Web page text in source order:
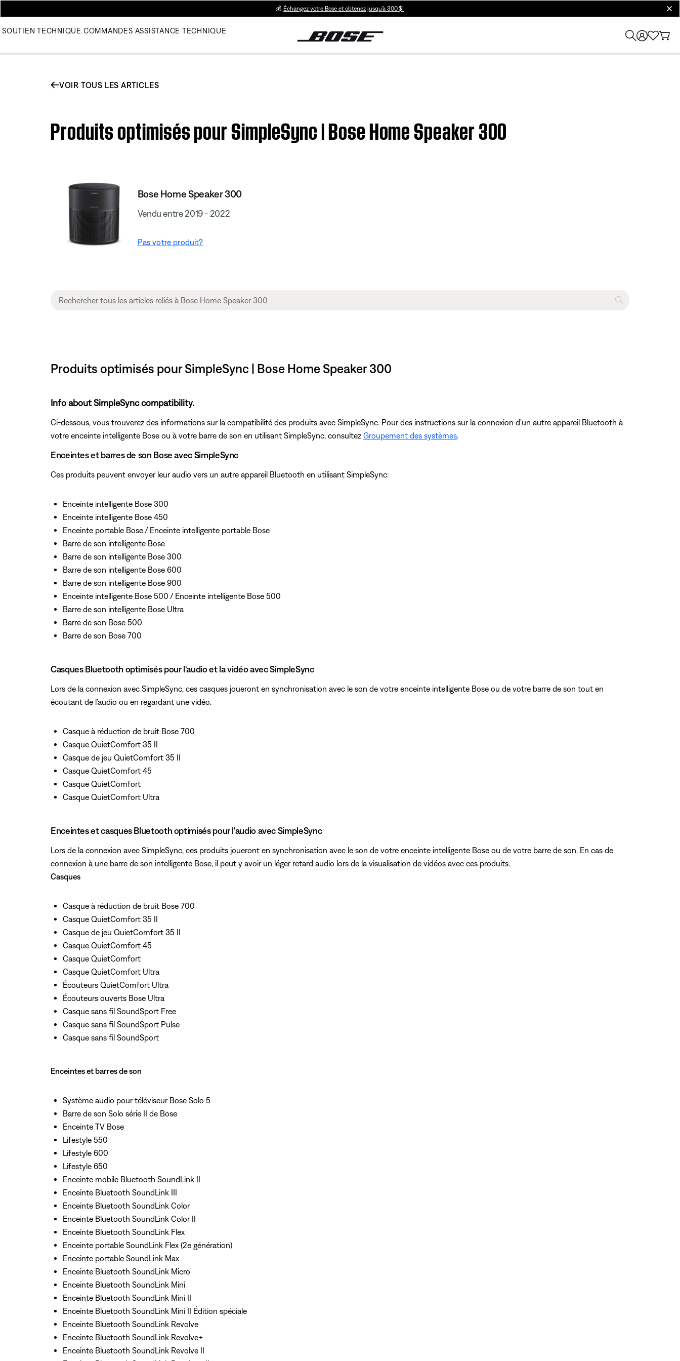
💰 Échangez votre Bose et obtenez jusqu’à 300 $!
SOUTIEN TECHNIQUE COMMANDES ASSISTANCE TECHNIQUE
VOIR TOUS LES ARTICLES
Produits optimisés pour SimpleSync | Bose Home Speaker 300
Bose Home Speaker 300
Vendu entre 2019 - 2022
Pas votre produit?
Produits optimisés pour SimpleSync | Bose Home Speaker 300
Info about SimpleSync compatibility.
Ci-dessous, vous trouverez des informations sur la compatibilité des produits avec SimpleSync. Pour des instructions sur la connexion d'un autre appareil Bluetooth à
votre enceinte intelligente Bose ou à votre barre de son en utilisant SimpleSync, consultez Groupement des systèmes.
Enceintes et barres de son Bose avec SimpleSync
Ces produits peuvent envoyer leur audio vers un autre appareil Bluetooth en utilisant SimpleSync:
Enceinte intelligente Bose 300
Enceinte intelligente Bose 450
Enceinte portable Bose / Enceinte intelligente portable Bose
Barre de son intelligente Bose
Barre de son intelligente Bose 300
Barre de son intelligente Bose 600
Barre de son intelligente Bose 900
Enceinte intelligente Bose 500 / Enceinte intelligente Bose 500
Barre de son intelligente Bose Ultra
Barre de son Bose 500
Barre de son Bose 700
Casques Bluetooth optimisés pour l'audio et la vidéo avec SimpleSync
Lors de la connexion avec SimpleSync, ces casques joueront en synchronisation avec le son de votre enceinte intelligente Bose ou de votre barre de son tout en
écoutant de l'audio ou en regardant une vidéo.
Casque à réduction de bruit Bose 700
Casque QuietComfort 35 II
Casque de jeu QuietComfort 35 II
Casque QuietComfort 45
Casque QuietComfort
Casque QuietComfort Ultra
Enceintes et casques Bluetooth optimisés pour l'audio avec SimpleSync
Lors de la connexion avec SimpleSync, ces produits joueront en synchronisation avec le son de votre enceinte intelligente Bose ou de votre barre de son. En cas de
connexion à une barre de son intelligente Bose, il peut y avoir un léger retard audio lors de la visualisation de vidéos avec ces produits.
Casques
Casque à réduction de bruit Bose 700
Casque QuietComfort 35 II
Casque de jeu QuietComfort 35 II
Casque QuietComfort 45
Casque QuietComfort
Casque QuietComfort Ultra
Écouteurs QuietComfort Ultra
Écouteurs ouverts Bose Ultra
Casque sans fil SoundSport Free
Casque sans fil SoundSport Pulse
Casque sans fil SoundSport
Enceintes et barres de son
Système audio pour téléviseur Bose Solo 5
Barre de son Solo série II de Bose
Enceinte TV Bose
Lifestyle 550
Lifestyle 600
Lifestyle 650
Enceinte mobile Bluetooth SoundLink II
Enceinte Bluetooth SoundLink III
Enceinte Bluetooth SoundLink Color
Enceinte Bluetooth SoundLink Color II
Enceinte Bluetooth SoundLink Flex
Enceinte portable SoundLink Flex (2e génération)
Enceinte portable SoundLink Max
Enceinte Bluetooth SoundLink Micro
Enceinte Bluetooth SoundLink Mini
Enceinte Bluetooth SoundLink Mini II
Enceinte Bluetooth SoundLink Mini II Édition spéciale
Enceinte Bluetooth SoundLink Revolve
Enceinte Bluetooth SoundLink Revolve+
Enceinte Bluetooth SoundLink Revolve II